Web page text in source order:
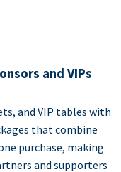
and VIPs
and VIP tables with
that combine
purchase, making
and supporters